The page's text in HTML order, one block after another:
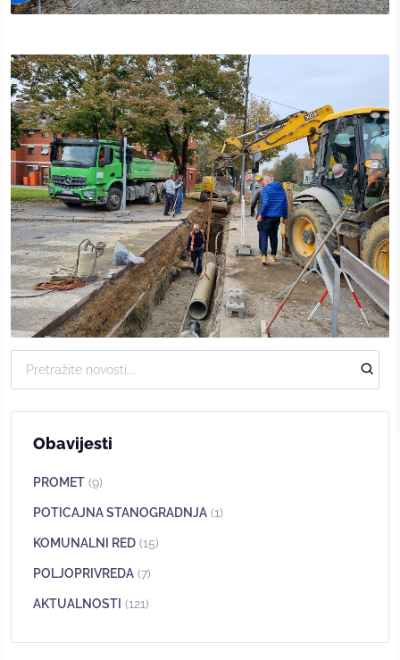
Obavijesti
PROMET (9)
POTICAJNA STANOGRADNJA (1)
KOMUNALNI RED (15)
POLJOPRIVREDA (7)
AKTUALNOSTI (121)